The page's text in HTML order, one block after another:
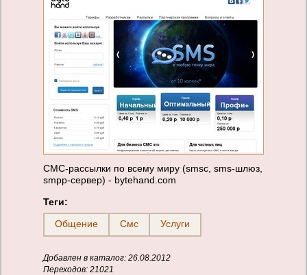
СМС-рассылки по всему миру (smsc, sms-шлюз,
smpp-сервер) - bytehand.com
Теги:
Общение
Смс Услуги
Добавлен в каталог: 26.08.2012
Переходов: 21021